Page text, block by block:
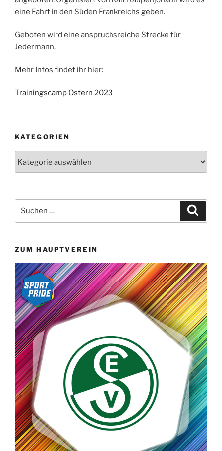
eine Fahrt in den Süden Frankreichs geben.
Geboten wird eine anspruchsreiche Strecke für
Jedermann.
Mehr Infos findet ihr hier:
Trainingscamp Ostern 2023
KATEGORIEN
nach:
ZUM HAUPTVEREIN